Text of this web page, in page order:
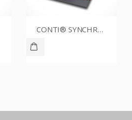
CONTI® SYNCHROBELT 70XL025